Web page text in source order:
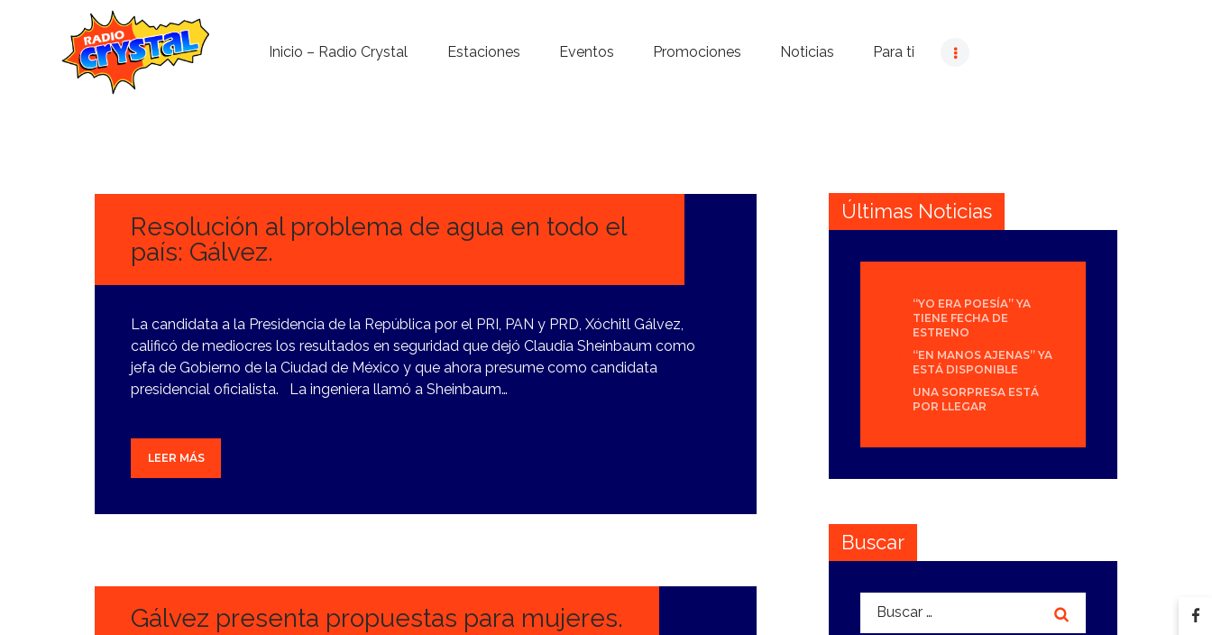
Inicio – Radio Crystal Estaciones Eventos Promociones Noticias Para ti
Noticias
Contacto
Resolución al problema de agua en todo el
país: Gálvez.
La candidata a la Presidencia de la República por el PRI, PAN y PRD, Xóchitl Gálvez,
calificó de mediocres los resultados en seguridad que dejó Claudia Sheinbaum como
jefa de Gobierno de la Ciudad de México y que ahora presume como candidata
presidencial oficialista. La ingeniera llamó a Sheinbaum…
LEER MÁS
Gálvez presenta propuestas para mujeres.
Últimas Noticias
“YO ERA POESÍA” YA
TIENE FECHA DE
ESTRENO
“EN MANOS AJENAS” YA
ESTÁ DISPONIBLE
UNA SORPRESA ESTÁ
POR LLEGAR
Buscar
Buscar: